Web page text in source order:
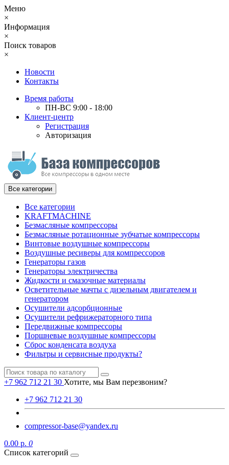
Меню
×
Информация
×
Поиск товаров
×
Новости
Контакты
Время работы
ПН-ВС 9:00 - 18:00
Клиент-центр
Регистрация
Авторизация
Все категории
Все категории
KRAFTMACHINE
Безмасляные компрессоры
Безмасляные ротационные зубчатые компрессоры
Винтовые воздушные компрессоры
Воздушные ресиверы для компрессоров
Генераторы газов
Генераторы электричества
Жидкости и смазочные материалы
Осветительные мачты с дизельным двигателем и
генератором
Осушители адсорбционные
Осушители рефрижераторного типа
Передвижные компрессоры
Поршневые воздушные компрессоры
Сброс конденсата воздуха
Фильтры и сервисные продукты?
+7 962 712 21 30 Хотите, мы Вам перезвоним?
+7 962 712 21 30
compressor-base@yandex.ru
0.00 р. 0
Список категорий